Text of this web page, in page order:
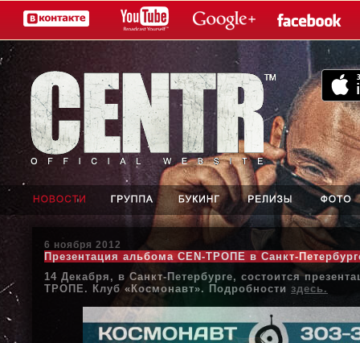
6 ноября 2012
Презентация альбома CEN-ТРОПЕ в Санкт-
14 Декабря, в Санкт-Петербурге, состоится
ТРОПЕ. Клуб «Космонавт». Подробности здесь.